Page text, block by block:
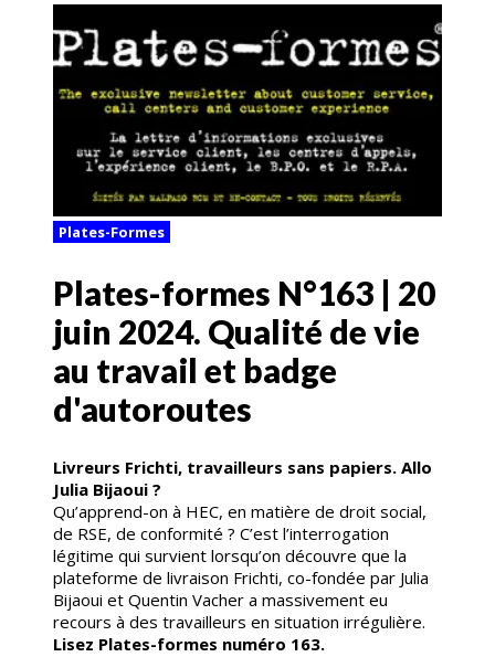
Plates-Formes
Plates-formes N°163 | 20
juin 2024. Qualité de vie
au travail et badge
d'autoroutes
Livreurs Frichti, travailleurs sans papiers. Allo
Julia Bijaoui ?
Qu’apprend-on à HEC, en matière de droit social,
de RSE, de conformité ? C’est l’interrogation
légitime qui survient lorsqu’on découvre que la
plateforme de livraison Frichti, co-fondée par Julia
Bijaoui et Quentin Vacher a massivement eu
recours à des travailleurs en situation irrégulière.
Lisez Plates-formes numéro 163.